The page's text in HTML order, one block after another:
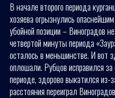
В начале второго периода
хозяева огрызнулись
убойной позиции – Виноградов
четвертой минуты периода
осталось в меньшинстве. И вот
оплошали. Рубцов исправился за
периоде, здорово выкатился из-
расстояния переиграл